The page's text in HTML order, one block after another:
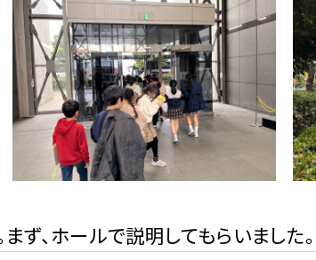
ず、ホールで説明してもらいました。